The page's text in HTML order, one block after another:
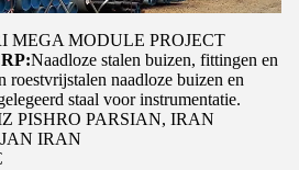
MEGA MODULE PROJECT
Naadloze stalen buizen, fittingen en
roestvrijstalen naadloze buizen en
staal voor instrumentatie.
PISHRO PARSIAN, IRAN
IRAN